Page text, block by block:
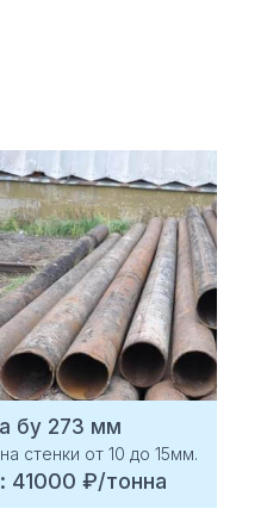
бу 273 мм
стенки от 10 до 15мм.
41000 ₽/тонна